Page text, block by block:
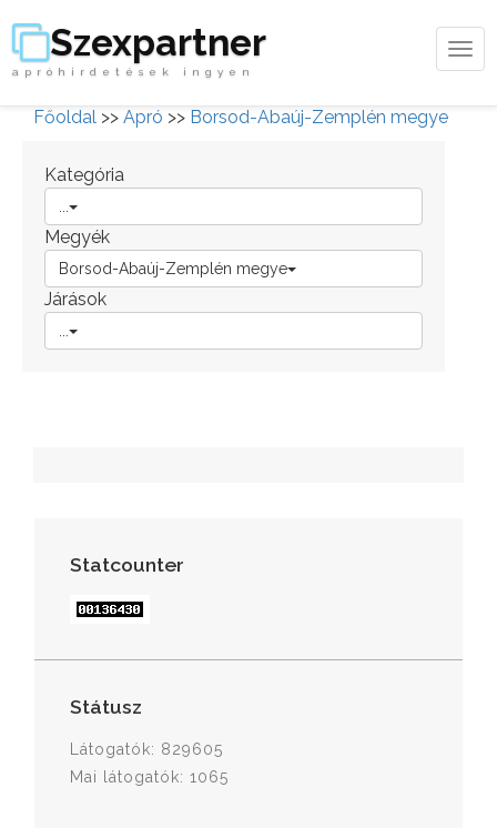
Szexpartner
apróhirdetések ingyen
Főoldal >> Apró >> Borsod-Abaúj-Zemplén megye
Kategória
Megyék
Borsod-Abaúj-Zemplén megye
Járások
Statcounter
Státusz
Látogatók: 829605
Mai látogatók: 1065